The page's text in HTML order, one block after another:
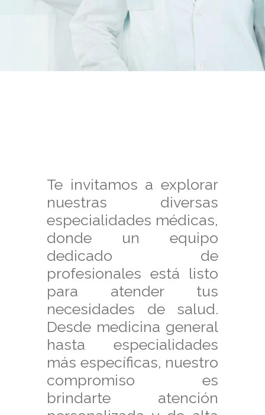
Te invitamos a explorar
nuestras diversas
especialidades médicas,
donde un equipo
dedicado de
profesionales está listo
para atender tus
necesidades de salud.
Desde medicina general
hasta especialidades
más específicas, nuestro
compromiso es
brindarte atención